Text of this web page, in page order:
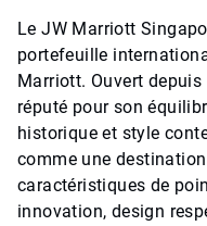
Le JW Marriott
portefeuille
Marriott. Ouvert
réputé pour son
historique et style
comme une
caractéristiques de
innovation, design